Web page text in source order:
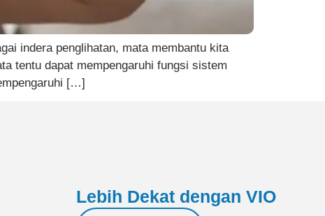
indera penglihatan, mata membantu kita
tentu dapat mempengaruhi fungsi sistem
[…]
Lebih Dekat dengan VIO